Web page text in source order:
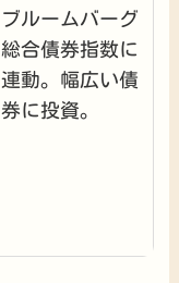
ブルームバーグ
総合債券指数に
連動。幅広い債
券に投資。